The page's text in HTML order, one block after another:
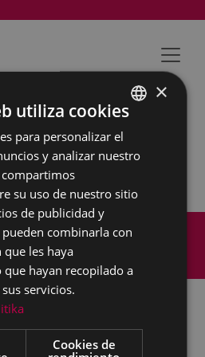
Donostia
Aviso legal
BASQUE
SPANISH
×
utiliza cookies
para personalizar el
y analizar nuestro
su uso de nuestro sitio
de publicidad y
combinarla con
les haya
hayan recopilado a
servicios.
Cookies de